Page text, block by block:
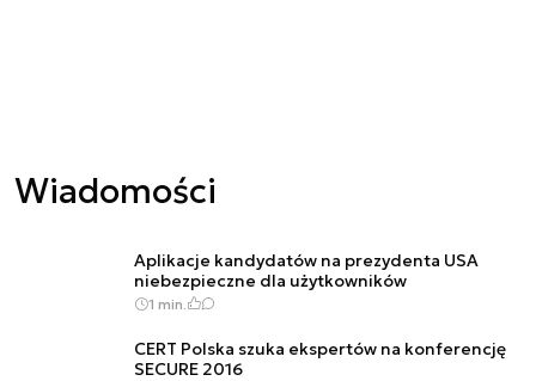
Wiadomości
Aplikacje kandydatów na prezydenta USA
niebezpieczne dla użytkowników
1 min.
CERT Polska szuka ekspertów na konferencję
SECURE 2016